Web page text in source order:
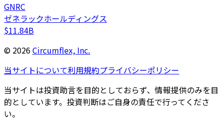
GNRC
ゼネラックホールディングス
$11.84B
© 2026Circumflex, Inc.
当サイトについて利用規約プライバシーポリシー
当サイトは投資助言を目的としておらず、情報提供のみを目
的としています。投資判断はご自身の責任で行ってくださ
い。